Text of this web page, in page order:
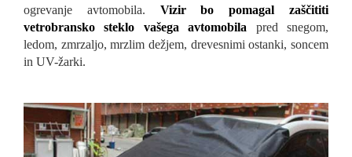
ogrevanje avtomobila. Vizir bo pomagal zaščititi
vetrobransko steklo vašega avtomobila pred snegom,
ledom, zmrzaljo, mrzlim dežjem, drevesnimi ostanki, soncem
in UV-žarki.